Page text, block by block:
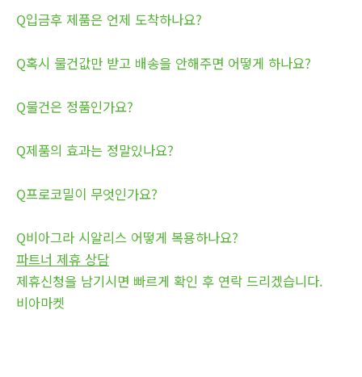
Q입금후 제품은 언제 도착하나요?
Q혹시 물건값만 받고 배송을 안해주면 어떻게 하나요?
Q물건은 정품인가요?
Q제품의 효과는 정말있나요?
Q프로코밀이 무엇인가요?
Q비아그라 시알리스 어떻게 복용하나요?
파트너 제휴 상담
제휴신청을 남기시면 빠르게 확인 후 연락 드리겠습니다.
비아마켓